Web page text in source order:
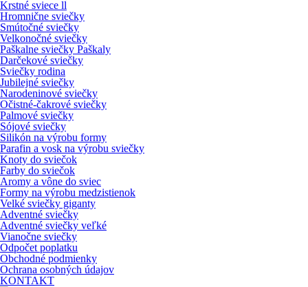
Krstné sviece ll
Hromnične sviečky
Smútočné sviečky
Velkonočné sviečky
Paškalne sviečky Paškaly
Darčekové sviečky
Sviečky rodina
Jubilejné sviečky
Narodeninové sviečky
Očistné-čakrové sviečky
Palmové sviečky
Sójové sviečky
Silikón na výrobu formy
Parafin a vosk na výrobu sviečky
Knoty do sviečok
Farby do sviečok
Aromy a vône do sviec
Formy na výrobu medzistienok
Velké sviečky giganty
Adventné sviečky
Adventné sviečky veľké
Vianočne sviečky
Odpočet poplatku
Obchodné podmienky
Ochrana osobných údajov
KONTAKT